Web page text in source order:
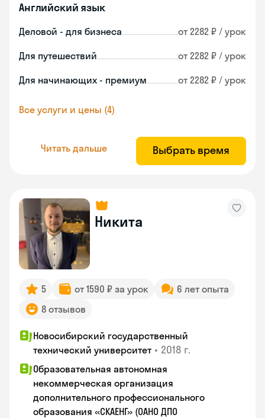
Английский язык
Деловой - для бизнеса от 2282 ₽ / урок
Для путешествий от 2282 ₽ / урок
Для начинающих - премиум от 2282 ₽ / урок
Все услуги и цены (4)
Читать дальше Выбрать время
Никита
5 от 1590 ₽ за урок
6 лет опыта
8 отзывов
Новосибирский государственный
технический университет • 2018 г.
Образовательная автономная
некоммерческая организация
дополнительного профессионального
образования «СКАЕНГ» (ОАНО ДПО